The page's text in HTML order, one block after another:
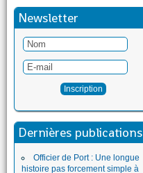
Newsletter
Dernières publications
Officier de Port : Une longue
histoire pas forcement simple à